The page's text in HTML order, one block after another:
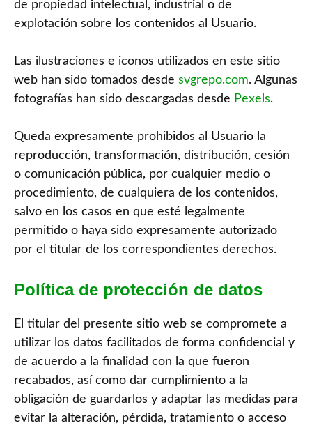
de propiedad intelectual, industrial o de
explotación sobre los contenidos al Usuario.
Las ilustraciones e iconos utilizados en este sitio
web han sido tomados desde svgrepo.com. Algunas
fotografías han sido descargadas desde Pexels.
Queda expresamente prohibidos al Usuario la
reproducción, transformación, distribución, cesión
o comunicación pública, por cualquier medio o
procedimiento, de cualquiera de los contenidos,
salvo en los casos en que esté legalmente
permitido o haya sido expresamente autorizado
por el titular de los correspondientes derechos.
Política de protección de datos
El titular del presente sitio web se compromete a
utilizar los datos facilitados de forma confidencial y
de acuerdo a la finalidad con la que fueron
recabados, así como dar cumplimiento a la
obligación de guardarlos y adaptar las medidas para
evitar la alteración, pérdida, tratamiento o acceso